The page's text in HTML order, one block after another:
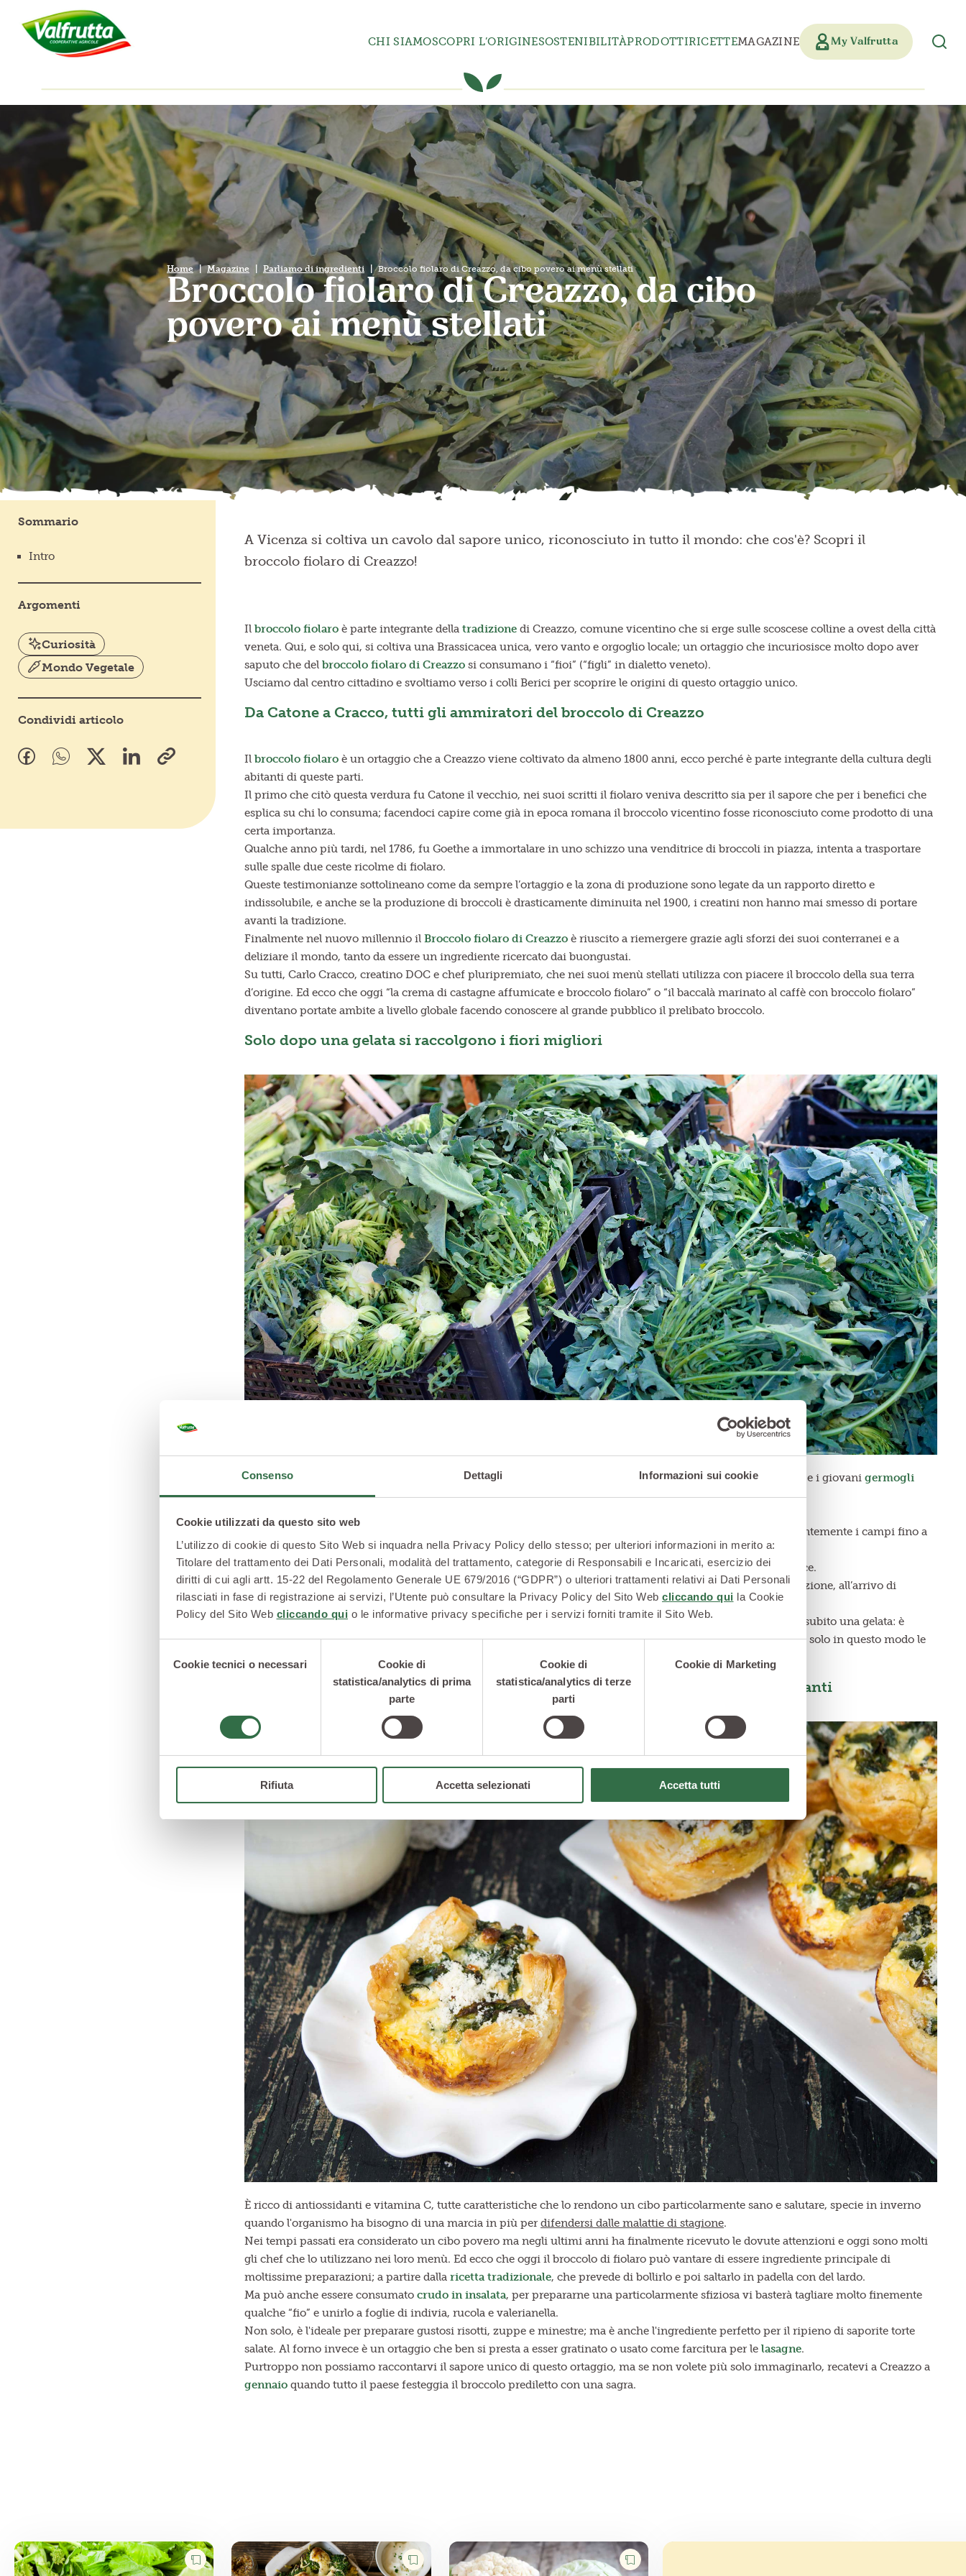
Consenso Dettagli Informazioni sui cookie
Cookie utilizzati da questo sito web
L’utilizzo di cookie di questo Sito Web si inquadra nella Privacy Policy dello stesso; per ulteriori informazioni in merito a:
Titolare del trattamento dei Dati Personali, modalità del trattamento, categorie di Responsabili e Incaricati, esercizio dei
diritti di cui agli artt. 15-22 del Regolamento Generale UE 679/2016 (“GDPR”) o ulteriori trattamenti relativi ai Dati Personali
rilasciati in fase di registrazione ai servizi, l’Utente può consultare la Privacy Policy del Sito Web cliccando qui la Cookie
Policy del Sito Web cliccando qui o le informative privacy specifiche per i servizi forniti tramite il Sito Web.
Cookie tecnici o necessari
Cookie di
statistica/analytics di prima
parte
Cookie di
statistica/analytics di terze
parti
Cookie di Marketing
Rifiuta Accetta selezionati Accetta tutti
CHI SIAMOSCOPRI L’ORIGINESOSTENIBILITÀPRODOTTIRICETTEMAGAZINE My Valfrutta
Home Magazine Parliamo di ingredienti Broccolo fiolaro di Creazzo, da cibo povero ai menù stellati
Broccolo fiolaro di Creazzo, da cibo
povero ai menù stellati
Sommario
Intro
Argomenti
Curiosità
Mondo Vegetale
Condividi articolo
A Vicenza si coltiva un cavolo dal sapore unico, riconosciuto in tutto il mondo: che cos'è? Scopri il
broccolo fiolaro di Creazzo!
Il broccolo fiolaro è parte integrante della tradizione di Creazzo, comune vicentino che si erge sulle scoscese colline a ovest della città
veneta. Qui, e solo qui, si coltiva una Brassicacea unica, vero vanto e orgoglio locale; un ortaggio che incuriosisce molto dopo aver
saputo che del broccolo fiolaro di Creazzo si consumano i “fioi” (“figli” in dialetto veneto).
Usciamo dal centro cittadino e svoltiamo verso i colli Berici per scoprire le origini di questo ortaggio unico.
Da Catone a Cracco, tutti gli ammiratori del broccolo di Creazzo
Il broccolo fiolaro è un ortaggio che a Creazzo viene coltivato da almeno 1800 anni, ecco perché è parte integrante della cultura degli
abitanti di queste parti.
Il primo che citò questa verdura fu Catone il vecchio, nei suoi scritti il fiolaro veniva descritto sia per il sapore che per i benefici che
esplica su chi lo consuma; facendoci capire come già in epoca romana il broccolo vicentino fosse riconosciuto come prodotto di una
certa importanza.
Qualche anno più tardi, nel 1786, fu Goethe a immortalare in uno schizzo una venditrice di broccoli in piazza, intenta a trasportare
sulle spalle due ceste ricolme di fiolaro.
Queste testimonianze sottolineano come da sempre l’ortaggio e la zona di produzione sono legate da un rapporto diretto e
indissolubile, e anche se la produzione di broccoli è drasticamente diminuita nel 1900, i creatini non hanno mai smesso di portare
avanti la tradizione.
Finalmente nel nuovo millennio il Broccolo fiolaro di Creazzo è riuscito a riemergere grazie agli sforzi dei suoi conterranei e a
deliziare il mondo, tanto da essere un ingrediente ricercato dai buongustai.
Su tutti, Carlo Cracco, creatino DOC e chef pluripremiato, che nei suoi menù stellati utilizza con piacere il broccolo della sua terra
d’origine. Ed ecco che oggi “la crema di castagne affumicate e broccolo fiolaro” o “il baccalà marinato al caffè con broccolo fiolaro”
diventano portate ambite a livello globale facendo conoscere al grande pubblico il prelibato broccolo.
Solo dopo una gelata si raccolgono i fiori migliori
Parente stretto di cavoli e verze, è un ortaggio di piccole dimensioni di cui si consumano le foglie più tenere e i giovani germogli
(quelli che in dialetto chiamano “fioi”).
Da queste parti il broccolo viene messo a dimora in
costringendo gli agricoltori a irrigare abbondantemente i campi fino a
che le piantine non attecchiscono.
Successivamente le piante non avranno particolari esigenze, se non crescere in un terreno privo di erbacce.
Mantenuti in salute fino alperiodo freddo, gli ortaggi cominciano a essere raccolti a mano, come da tradizione, all’arrivo di
novembre.
Un po' come capita al cavolo nero di Toscana,alle primizie di stagione, si preferiscono i broccoli che hanno subito una gelata: è
risaputo che i freddi più estremi abbiano la capacità di ammorbidire e rendere più appetibili le fibre vegetali; solo in questo modo le
foglie e i germogli del
broccolo fiolaro acquistano quel sapore unico che li caratterizza.
Broccolo fiolaro di Creazzo: in cucina buonissimo ed è pure ricco di antiossidanti
È ricco di antiossidanti e vitamina C, tutte caratteristiche che lo rendono un cibo particolarmente sano e salutare, specie in inverno
quando l'organismo ha bisogno di una marcia in più per difendersi dalle malattie di stagione.
Nei tempi passati era considerato un cibo povero ma negli ultimi anni ha finalmente ricevuto le dovute attenzioni e oggi sono molti
gli chef che lo utilizzano nei loro menù. Ed ecco che oggi il broccolo di fiolaro può vantare di essere ingrediente principale di
moltissime preparazioni; a partire dalla ricetta tradizionale, che prevede di bollirlo e poi saltarlo in padella con del lardo.
Ma può anche essere consumato crudo in insalata, per prepararne una particolarmente sfiziosa vi basterà tagliare molto finemente
qualche “fio” e unirlo a foglie di indivia, rucola e valerianella.
Non solo, è l'ideale per preparare gustosi risotti, zuppe e minestre; ma è anche l'ingrediente perfetto per il ripieno di saporite torte
salate. Al forno invece è un ortaggio che ben si presta a esser gratinato o usato come farcitura per le lasagne.
Purtroppo non possiamo raccontarvi il sapore unico di questo ortaggio, ma se non volete più solo immaginarlo, recatevi a Creazzo a
gennaio quando tutto il paese festeggia il broccolo prediletto con una sagra.